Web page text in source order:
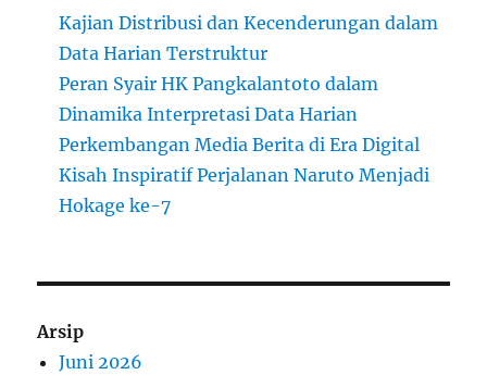
Kajian Distribusi dan Kecenderungan dalam
Data Harian Terstruktur
Peran Syair HK Pangkalantoto dalam
Dinamika Interpretasi Data Harian
Perkembangan Media Berita di Era Digital
Kisah Inspiratif Perjalanan Naruto Menjadi
Hokage ke-7
Arsip
Juni 2026